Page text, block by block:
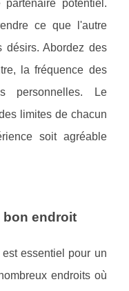
potentiel.
ce que l'autre
désirs. Abordez des
la fréquence des
personnelles. Le
limites de chacun
soit agréable
bon endroit
essentiel pour un
endroits où